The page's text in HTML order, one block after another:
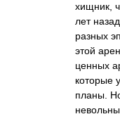
хищник,
лет
разных
этой
ценных
которые
планы.